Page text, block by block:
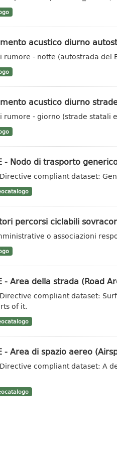
acustico diurno
rumore - notte (autostrada del
acustico diurno
rumore - giorno (strade statali
- Nodo di trasporto
Directive compliant dataset:
percorsi ciclabili
o associazioni
- Area della strada (Road
Directive compliant dataset:
of it.
- Area di spazio aereo
Directive compliant dataset: A